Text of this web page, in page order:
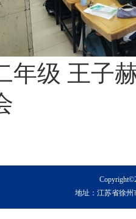
年级 王子
地址：江苏省徐州